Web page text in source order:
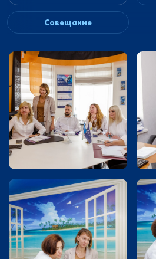
Совещание